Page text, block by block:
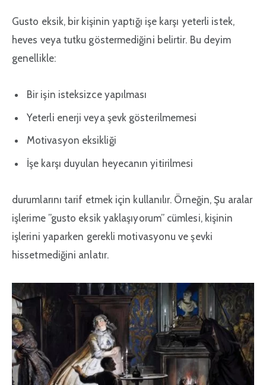
Gusto eksik, bir kişinin yaptığı işe karşı yeterli istek,
heves veya tutku göstermediğini belirtir. Bu deyim
genellikle:
Bir işin isteksizce yapılması
Yeterli enerji veya şevk gösterilmemesi
Motivasyon eksikliği
İşe karşı duyulan heyecanın yitirilmesi
durumlarını tarif etmek için kullanılır. Örneğin, Şu aralar
işlerime ”gusto eksik yaklaşıyorum” cümlesi, kişinin
işlerini yaparken gerekli motivasyonu ve şevki
hissetmediğini anlatır.